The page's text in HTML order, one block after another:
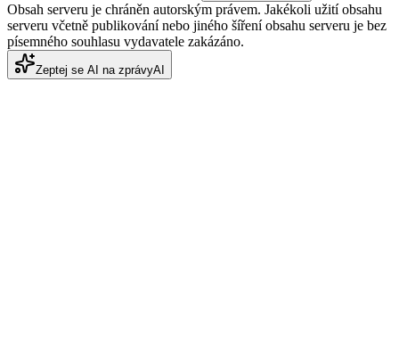
Obsah serveru je chráněn autorským právem. Jakékoli užití obsahu
serveru včetně publikování nebo jiného šíření obsahu serveru je bez
písemného souhlasu vydavatele zakázáno.
Zeptej se AI na zprávyAI